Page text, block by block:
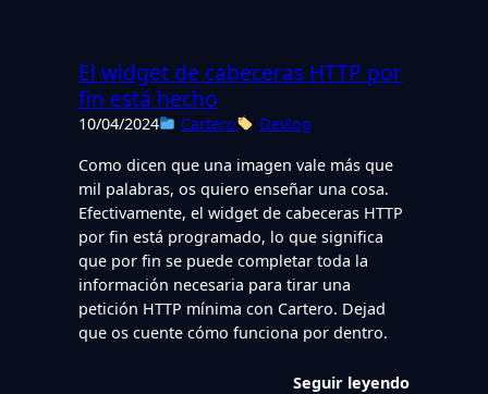
El widget de cabeceras HTTP por
fin está hecho
10/04/2024 Cartero
Devlog
Como dicen que una imagen vale más que
mil palabras, os quiero enseñar una cosa.
Efectivamente, el widget de cabeceras HTTP
por fin está programado, lo que significa
que por fin se puede completar toda la
información necesaria para tirar una
petición HTTP mínima con Cartero. Dejad
que os cuente cómo funciona por dentro.
Seguir leyendo